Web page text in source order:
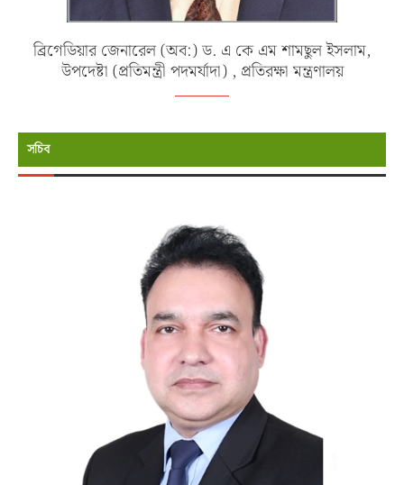
ব্রিগেডিয়ার জেনারেল (অব:) ড. এ কে এম শামছুল ইসলাম,
উপদেষ্টা (প্রতিমন্ত্রী পদমর্যাদা) , প্রতিরক্ষা মন্ত্রণালয়
সচিব